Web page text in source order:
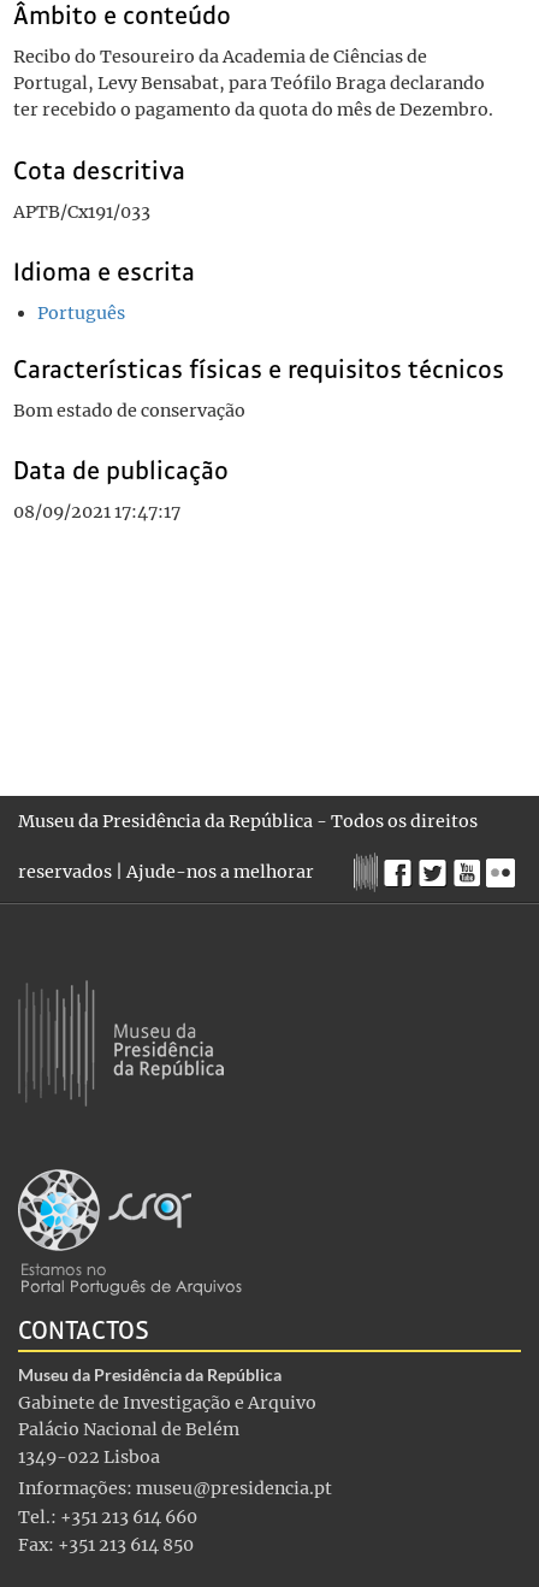
Âmbito e conteúdo
Recibo do Tesoureiro da Academia de Ciências de
Portugal, Levy Bensabat, para Teófilo Braga declarando
ter recebido o pagamento da quota do mês de Dezembro.
Cota descritiva
APTB/Cx191/033
Idioma e escrita
Português
Características físicas e requisitos técnicos
Bom estado de conservação
Data de publicação
08/09/2021 17:47:17
Museu da Presidência da República - Todos os direitos
reservados |Ajude-nos a melhorar
CONTACTOS
Museu da Presidência da República
Gabinete de Investigação e Arquivo
Palácio Nacional de Belém
1349-022 Lisboa
Informações: museu@presidencia.pt
Tel.: +351 213 614 660
Fax: +351 213 614 850